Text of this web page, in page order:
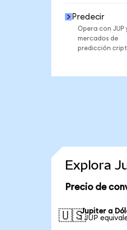
Predecir
Opera con JUP
mercados de
predicción
Explora
Precio de
🇺🇸Jupiter a
1 JUP